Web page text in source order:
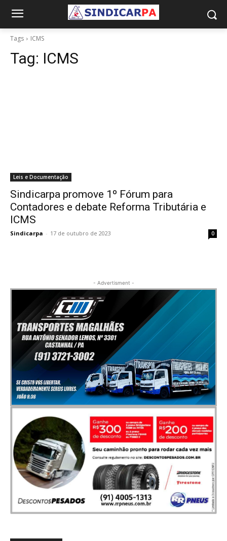
Tags ICMS
Tag: ICMS
Leis e Documentação
Sindicarpa promove 1º Fórum para
Contadores e debate Reforma Tributária e
ICMS
Sindicarpa - 17 de outubro de 2023 0
- Advertisment -